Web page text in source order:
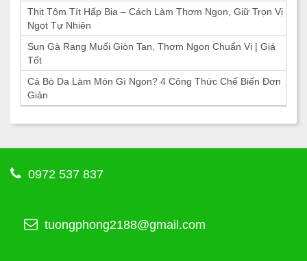
Thịt Tôm Tít Hấp Bia – Cách Làm Thơm Ngon, Giữ Trọn Vị
Ngọt Tự Nhiên
Sụn Gà Rang Muối Giòn Tan, Thơm Ngon Chuẩn Vị | Giá
Tốt
Cá Bò Da Làm Món Gì Ngon? 4 Công Thức Chế Biến Đơn
Giản
0972 537 837
tuongphong2188@gmail.com